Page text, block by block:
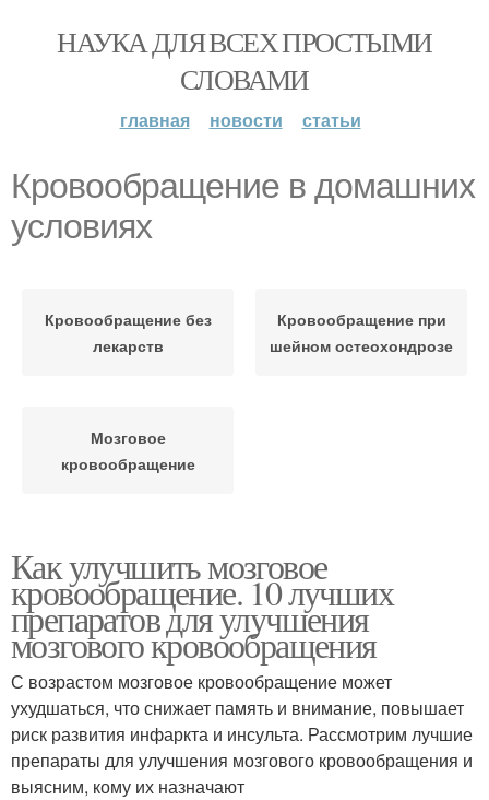
НАУКА ДЛЯ ВСЕХ ПРОСТЫМИ
СЛОВАМИ
главная новости статьи
Кровообращение в домашних
условиях
Кровообращение без
лекарств
Кровообращение при
шейном остеохондрозе
Мозговое
кровообращение
Как улучшить мозговое
кровообращение. 10 лучших
препаратов для улучшения
мозгового кровообращения
С возрастом мозговое кровообращение может
ухудшаться, что снижает память и внимание, повышает
риск развития инфаркта и инсульта. Рассмотрим лучшие
препараты для улучшения мозгового кровообращения и
выясним, кому их назначают